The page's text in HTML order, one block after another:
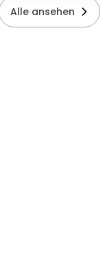
Alle ansehen